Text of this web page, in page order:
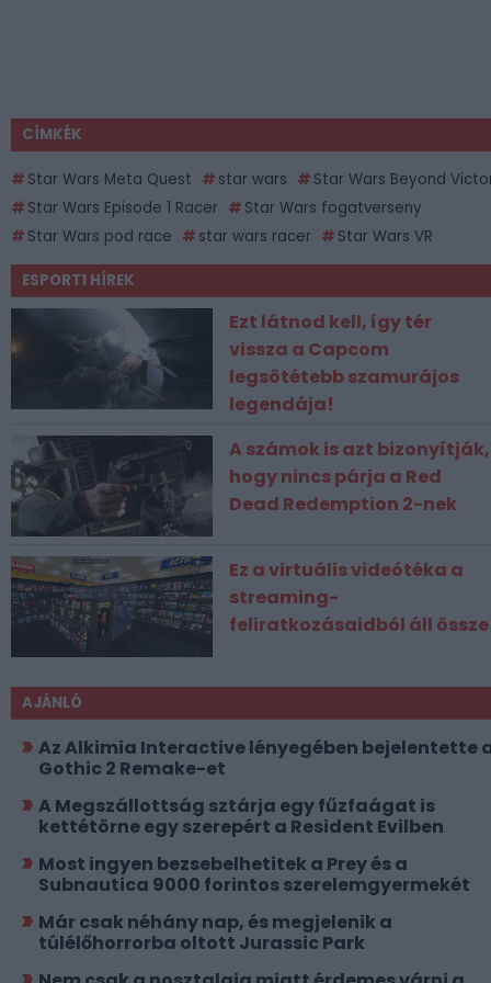
CÍMKÉK
Star Wars Meta Quest star wars
Star Wars Beyond
Star Wars Episode 1 Racer
Star Wars fogatverseny
Star Wars pod race
star wars racer Star Wars VR
ESPORT1 HÍREK
Ezt látnod kell, így tér
vissza a Capcom
legsötétebb szamurájos
legendája!
A számok is azt bizonyítják,
hogy nincs párja a Red
Dead Redemption 2-nek
Ez a virtuális videótéka a
streaming-
feliratkozásaidból áll össze
AJÁNLÓ
Az Alkimia Interactive lényegében bejelentette
Gothic 2 Remake-et
A Megszállottság sztárja egy fűzfaágat is
kettétörne egy szerepért a Resident Evilben
Most ingyen bezsebelhetitek a Prey és a
Subnautica 9000 forintos szerelemgyermekét
Már csak néhány nap, és megjelenik a
túlélőhorrorba oltott Jurassic Park